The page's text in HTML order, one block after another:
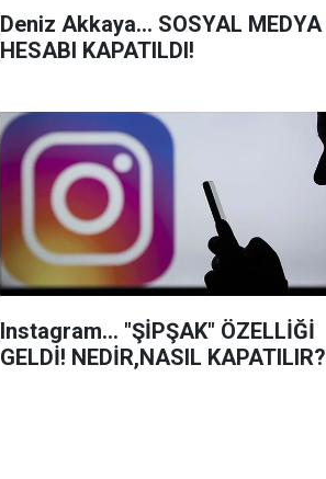
Deniz Akkaya... SOSYAL MEDYA
HESABI KAPATILDI!
Instagram… "ŞİPŞAK" ÖZELLİĞİ
GELDİ! NEDİR,NASIL KAPATILIR?